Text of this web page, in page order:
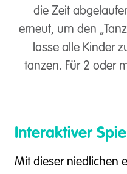
die Zeit
erneut, um den
lasse alle Kinder
tanzen. Für 2 oder
Interaktiver
Mit dieser niedlichen